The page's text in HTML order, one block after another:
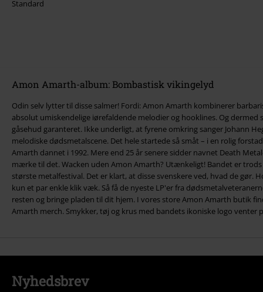
Standard
Amon Amarth-album: Bombastisk vikingelyd
Odin selv lytter til disse salmer! Fordi: Amon Amarth kombinerer
absolut umiskendelige iørefaldende melodier og hooklines. Og dermed
gåsehud garanteret. Ikke underligt, at fyrene omkring sanger Johann
melodiske dødsmetalscene. Det hele startede så småt – i en rolig
Amarth dannet i 1992. Mere end 25 år senere sidder navnet Death
mærke til det. Wacken uden Amon Amarth? Utænkeligt! Bandet er
største metalfestival. Det er klart, at disse svenskere ved, hvad de gør.
kun et par enkle klik væk. Så få de nyeste LP'er fra
resten og bringe pladen til dit hjem. I vores store Amon Amarth butik
Amarth merch. Smykker, tøj og krus med bandets ikoniske logo venter
Nyhedsbrev